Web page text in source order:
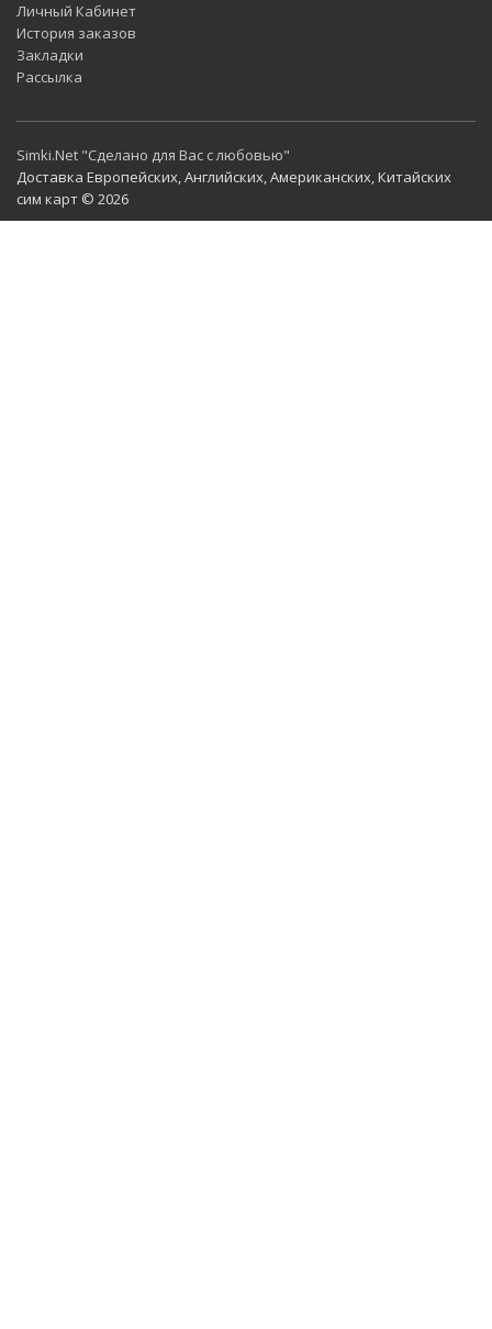
Личный Кабинет
История заказов
Закладки
Рассылка
Simki.Net "Сделано для Вас с любовью"
Доставка Европейских, Английских, Американских, Китайских
сим карт © 2026